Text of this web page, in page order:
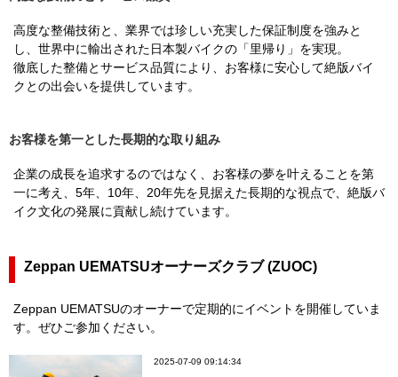
高度な整備技術と、業界では珍しい充実した保証制度を強みと
し、世界中に輸出された日本製バイクの「里帰り」を実現。
徹底した整備とサービス品質により、お客様に安心して絶版バイ
クとの出会いを提供しています。
お客様を第一とした長期的な取り組み
企業の成長を追求するのではなく、お客様の夢を叶えることを第
一に考え、5年、10年、20年先を見据えた長期的な視点で、絶版バ
イク文化の発展に貢献し続けています。
Zeppan UEMATSUオーナーズクラブ (ZUOC)
Zeppan UEMATSUのオーナーで定期的にイベントを開催していま
す。ぜひご参加ください。
2025-07-09 09:14:34